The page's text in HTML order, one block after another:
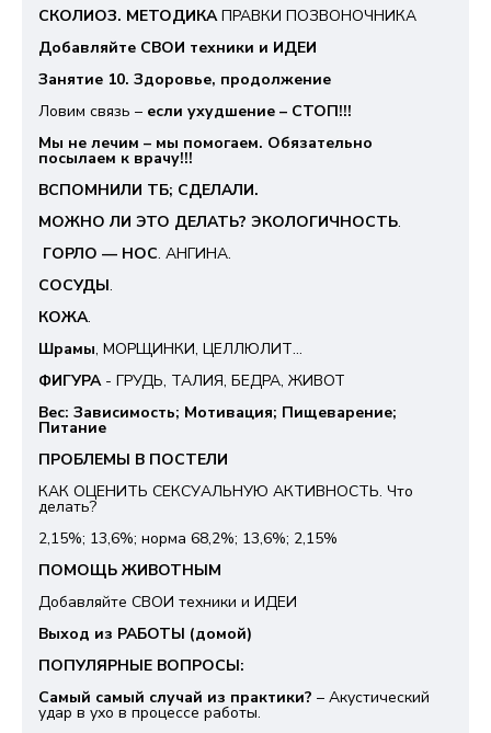
СКОЛИОЗ. МЕТОДИКАПРАВКИ ПОЗВОНОЧНИКА
Добавляйте СВОИ техники и ИДЕИ
Занятие 10. Здоровье, продолжение
Ловим связь – если ухудшение – СТОП!!!
Мы не лечим – мы помогаем. Обязательно
посылаем к врачу!!!
ВСПОМНИЛИ ТБ; СДЕЛАЛИ.
МОЖНО ЛИ ЭТО ДЕЛАТЬ? ЭКОЛОГИЧНОСТЬ.
ГОРЛО — НОС. АНГИНА.
СОСУДЫ.
КОЖА.
Шрамы, МОРЩИНКИ, ЦЕЛЛЮЛИТ…
ФИГУРА - ГРУДЬ, ТАЛИЯ, БЕДРА, ЖИВОТ
Вес: Зависимость; Мотивация; Пищеварение;
Питание
ПРОБЛЕМЫ В ПОСТЕЛИ
КАК ОЦЕНИТЬ СЕКСУАЛЬНУЮ АКТИВНОСТЬ. Что
делать?
2,15%; 13,6%; норма 68,2%; 13,6%; 2,15%
ПОМОЩЬ ЖИВОТНЫМ
Добавляйте СВОИ техники и ИДЕИ
Выход из РАБОТЫ (домой)
ПОПУЛЯРНЫЕ ВОПРОСЫ:
Самый самый случай из практики? – Акустический
удар в ухо в процессе работы.